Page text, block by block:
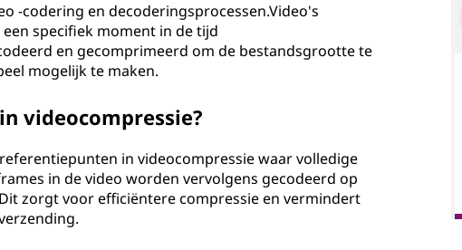
-codering en decoderingsprocessen.Video's
specifiek moment in de tijd
en gecomprimeerd om de bestandsgrootte te
mogelijk te maken.
videocompressie?
in videocompressie waar volledige
in de video worden vervolgens gecodeerd op
zorgt voor efficiëntere compressie en vermindert